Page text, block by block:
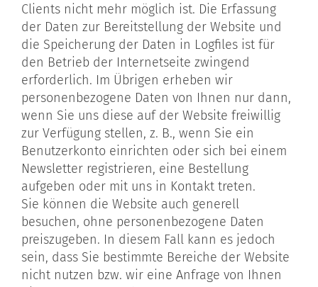
Clients nicht mehr möglich ist. Die Erfassung
der Daten zur Bereitstellung der Website und
die Speicherung der Daten in Logfiles ist für
den Betrieb der Internetseite zwingend
erforderlich. Im Übrigen erheben wir
personenbezogene Daten von Ihnen nur dann,
wenn Sie uns diese auf der Website freiwillig
zur Verfügung stellen, z. B., wenn Sie ein
Benutzerkonto einrichten oder sich bei einem
Newsletter registrieren, eine Bestellung
aufgeben oder mit uns in Kontakt treten.
Sie können die Website auch generell
besuchen, ohne personenbezogene Daten
preiszugeben. In diesem Fall kann es jedoch
sein, dass Sie bestimmte Bereiche der Website
nicht nutzen bzw. wir eine Anfrage von Ihnen